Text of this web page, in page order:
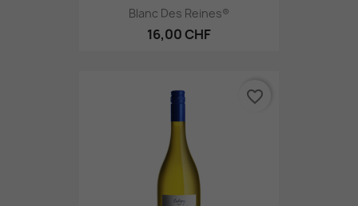
Blanc Des Reines®
16,00 CHF
favorite_border